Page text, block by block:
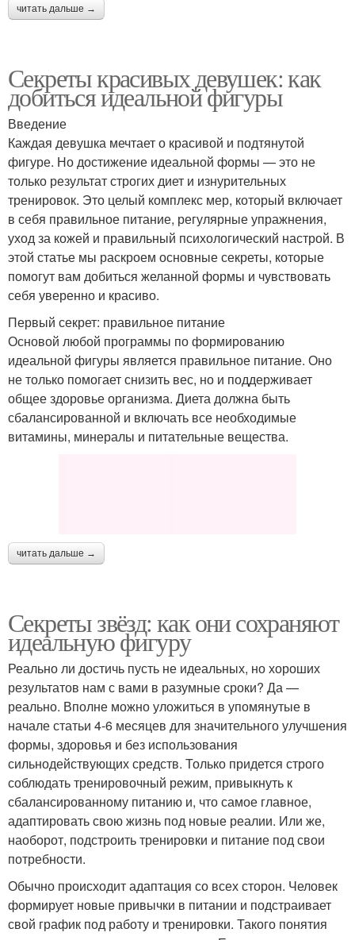
читать дальше →
Секреты красивых девушек: как
добиться идеальной фигуры
Введение
Каждая девушка мечтает о красивой и подтянутой
фигуре. Но достижение идеальной формы — это не
только результат строгих диет и изнурительных
тренировок. Это целый комплекс мер, который включает
в себя правильное питание, регулярные упражнения,
уход за кожей и правильный психологический настрой. В
этой статье мы раскроем основные секреты, которые
помогут вам добиться желанной формы и чувствовать
себя уверенно и красиво.
Первый секрет: правильное питание
Основой любой программы по формированию
идеальной фигуры является правильное питание. Оно
не только помогает снизить вес, но и поддерживает
общее здоровье организма. Диета должна быть
сбалансированной и включать все необходимые
витамины, минералы и питательные вещества.
читать дальше →
Секреты звёзд: как они сохраняют
идеальную фигуру
Реально ли достичь пусть не идеальных, но хороших
результатов нам с вами в разумные сроки? Да —
реально. Вполне можно уложиться в упомянутые в
начале статьи 4-6 месяцев для значительного улучшения
формы, здоровья и без использования
сильнодействующих средств. Только придется строго
соблюдать тренировочный режим, привыкнуть к
сбалансированному питанию и, что самое главное,
адаптировать свою жизнь под новые реалии. Или же,
наоборот, подстроить тренировки и питание под свои
потребности.
Обычно происходит адаптация со всех сторон. Человек
формирует новые привычки в питании и подстраивает
свой график под работу и тренировки. Такого понятия